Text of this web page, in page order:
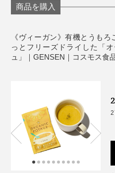
細かい穴になったスポンジ
また、水分がほとんど含ま
めの添加物は不要。軽くて
「昨年父が病気で亡くなっ
ってきた時に、唯一口にす
ンポタージュだったんです
くれず、母が手作りしてい
商品を購入
《ヴィーガン》有機とうも
っとフリーズドライした「
ュ」｜GENSEN｜コスモス食